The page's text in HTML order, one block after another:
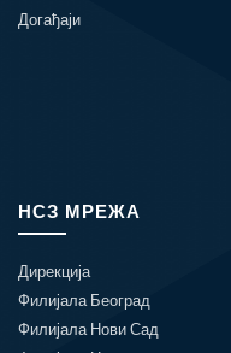
Догађаји
НСЗ МРЕЖА
Дирекција
Филијала Београд
Филијала Нови Сад